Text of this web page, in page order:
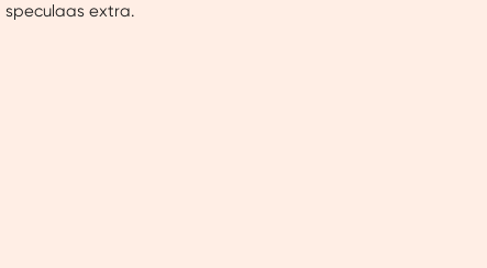
speculaas extra.